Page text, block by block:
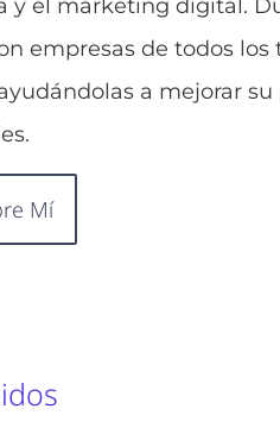
y el marketing digital.
empresas de todos
a mejorar
Mí